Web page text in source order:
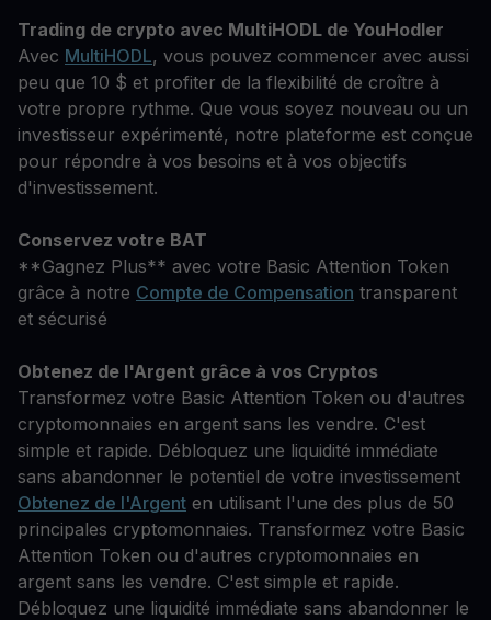
Trading de crypto avec MultiHODL de YouHodler
Avec MultiHODL, vous pouvez commencer avec aussi
peu que 10 $ et profiter de la flexibilité de croître à
votre propre rythme. Que vous soyez nouveau ou un
investisseur expérimenté, notre plateforme est conçue
pour répondre à vos besoins et à vos objectifs
d'investissement.
Conservez votre BAT
**Gagnez Plus** avec votre Basic Attention Token
grâce à notre Compte de Compensation transparent
et sécurisé
Obtenez de l'Argent grâce à vos Cryptos
Transformez votre Basic Attention Token ou d'autres
cryptomonnaies en argent sans les vendre. C'est
simple et rapide. Débloquez une liquidité immédiate
sans abandonner le potentiel de votre investissement
Obtenez de l'Argent en utilisant l'une des plus de 50
principales cryptomonnaies. Transformez votre Basic
Attention Token ou d'autres cryptomonnaies en
argent sans les vendre. C'est simple et rapide.
Débloquez une liquidité immédiate sans abandonner le